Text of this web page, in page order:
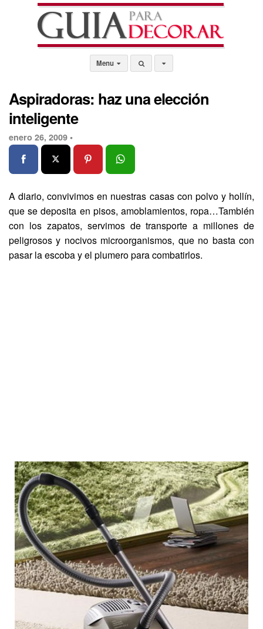
Menu
Aspiradoras: haz una elección
inteligente
enero 26, 2009 •
A diario, convivimos en nuestras casas con polvo y hollín,
que se deposita en pisos, amoblamientos, ropa…También
con los zapatos, servimos de transporte a millones de
peligrosos y nocivos microorganismos, que no basta con
pasar la escoba y el plumero para combatirlos.